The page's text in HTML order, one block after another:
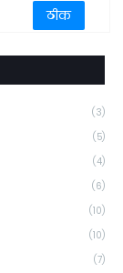
(3)
(5)
(4)
(6)
(10)
(10)
(7)